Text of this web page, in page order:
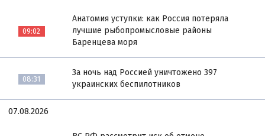
09:02
Анатомия уступки: как Россия потеряла
лучшие рыбопромысловые районы
Баренцева моря
08:31
За ночь над Россией уничтожено 397
украинских беспилотников
07.08.2026